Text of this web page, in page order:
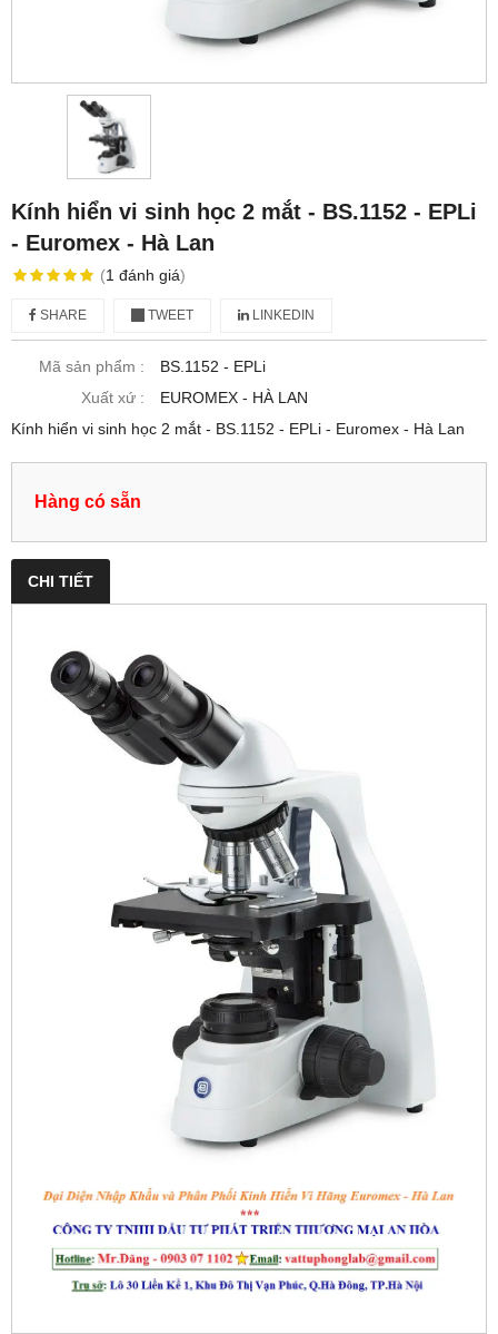
Kính hiển vi sinh học 2 mắt - BS.1152 ‑ EPLi
- Euromex - Hà Lan
(1 đánh giá)
SHARE TWEET LINKEDIN
Mã sản phẩm :
BS.1152 ‑ EPLi
Xuất xứ :
EUROMEX - HÀ LAN
Kính hiển vi sinh học 2 mắt - BS.1152 ‑ EPLi - Euromex - Hà Lan
Hàng có sẵn
CHI TIẾT